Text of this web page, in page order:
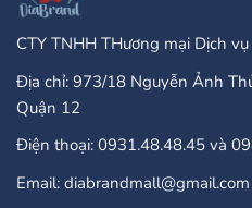
CTY TNHH THương mại Dịch
Địa chỉ: 973/18 Nguyễn Ảnh
Quận 12
Điện thoại: 0931.48.48.45 và
Email: diabrandmall@gmail.com